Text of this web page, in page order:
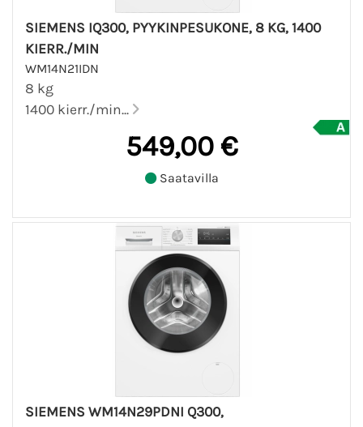
SIEMENS IQ300, PYYKINPESUKONE, 8 KG, 1400
KIERR./MIN
WM14N21IDN
8 kg
1400 kierr./min...
549,00 €
Saatavilla
SIEMENS WM14N29PDNI Q300,